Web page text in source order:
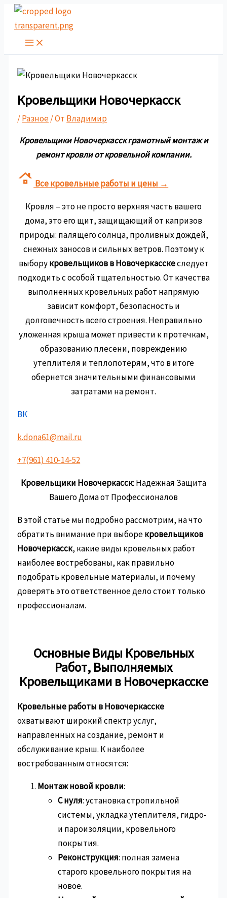
Перейти
содержимому
Кровельщики Новочеркасск
/Разное/ От Владимир
Кровельщики Новочеркасск грамотный монтаж и
ремонт кровли от кровельной компании.
Всекровельныеработы и цены →
Кровля – это не просто верхняя часть вашего
дома, это его щит, защищающий от капризов
природы: палящего солнца, проливных дождей,
снежных заносов и сильных ветров. Поэтому к
выборукровельщиков в Новочеркасскеследует
подходить с особой тщательностью. От качества
выполненных кровельных работ напрямую
зависит комфорт, безопасность и
долговечность всего строения. Неправильно
уложенная крыша может привести к протечкам,
образованию плесени, повреждению
утеплителя и теплопотерям, что в итоге
обернется значительными финансовыми
затратами на ремонт.
ВК
k.dona61@mail.ru
+7(961) 410-14-52
Кровельщики Новочеркасск: Надежная Защита
Вашего Дома от Профессионалов
В этой статье мы подробно рассмотрим, на что
обратить внимание при выборекровельщиков
Новочеркасск, какие виды кровельных работ
наиболее востребованы, как правильно
подобрать кровельные материалы, и почему
доверять это ответственное дело стоит только
профессионалам.
Основные Виды Кровельных
Работ, Выполняемых
Кровельщиками в Новочеркасске
Кровельные работы в Новочеркасске
охватывают широкий спектр услуг,
направленных на создание, ремонт и
обслуживание крыш. К наиболее
востребованным относятся:
Монтаж новой кровли:
С нуля: установка стропильной
системы, укладка утеплителя, гидро-
и пароизоляции, кровельного
покрытия.
Реконструкция: полная замена
старого кровельного покрытия на
новое.